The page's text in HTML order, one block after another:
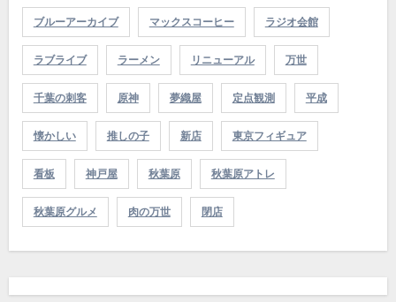
ブルーアーカイブ マックスコーヒー ラジオ会館
ラブライブ ラーメン リニューアル 万世
千葉の刺客 原神 夢織屋 定点観測 平成
懐かしい 推しの子 新店 東京フィギュア
看板 神戸屋 秋葉原 秋葉原アトレ
秋葉原グルメ 肉の万世 閉店